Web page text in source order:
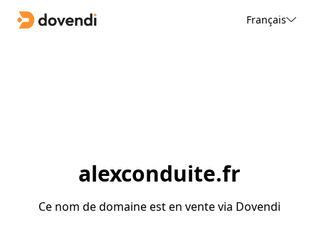
Français
alexconduite.fr
Ce nom de domaine est en vente via Dovendi